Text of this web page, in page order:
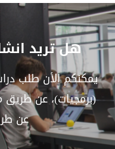
تعال
نسولف
التحقق
من
الدراسة
هل تريد
يمكنكم الأن طلب
(برمجيات)، عن طريق
عن